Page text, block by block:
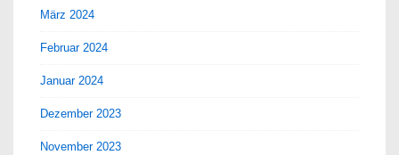
März 2024
Februar 2024
Januar 2024
Dezember 2023
November 2023